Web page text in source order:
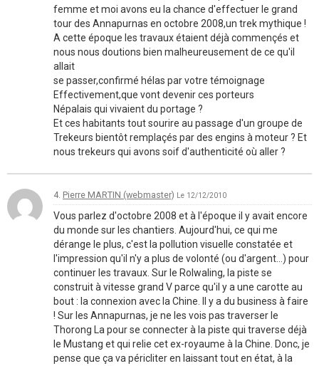
femme et moi avons eu la chance d'effectuer le grand
tour des Annapurnas en octobre 2008,un trek mythique !
A cette époque les travaux étaient déjà commençés et
nous nous doutions bien malheureusement de ce qu'il
allait
se passer,confirmé hélas par votre témoignage
Effectivement,que vont devenir ces porteurs
Népalais qui vivaient du portage ?
Et ces habitants tout sourire au passage d'un groupe de
Trekeurs bientôt remplaçés par des engins à moteur ? Et
nous trekeurs qui avons soif d'authenticité où aller ?
4. Pierre MARTIN (webmaster) Le 12/12/2010
Vous parlez d'octobre 2008 et à l'époque il y avait encore
du monde sur les chantiers. Aujourd'hui, ce qui me
dérange le plus, c'est la pollution visuelle constatée et
l'impression qu'il n'y a plus de volonté (ou d'argent...) pour
continuer les travaux. Sur le Rolwaling, la piste se
construit à vitesse grand V parce qu'il y a une carotte au
bout : la connexion avec la Chine. Il y a du business à faire
! Sur les Annapurnas, je ne les vois pas traverser le
Thorong La pour se connecter à la piste qui traverse déjà
le Mustang et qui relie cet ex-royaume à la Chine. Donc, je
pense que ça va péricliter en laissant tout en état, à la